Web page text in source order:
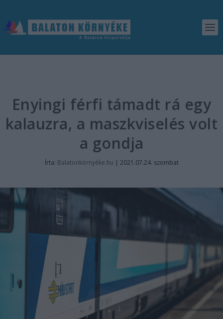
Enyingi férfi támadt rá egy
kalauzra, a maszkviselés volt
a gondja
Írta: Balatonkörnyéke.hu | 2021.07.24. szombat